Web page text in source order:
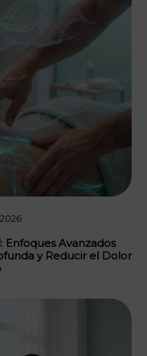
Enfoques Avanzados
y Reducir el Dolor